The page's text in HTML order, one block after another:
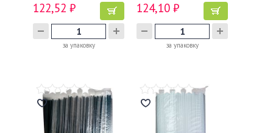
122,52 ₽
за упаковку
124,10 ₽
за упаковку